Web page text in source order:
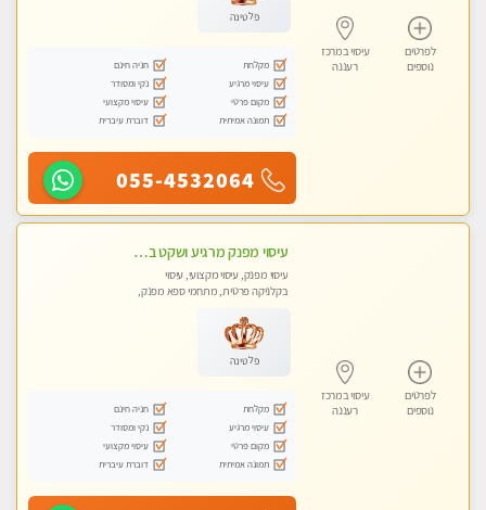
לפרטים
נוספים
עיסוי במרכז
רעננה
פלטינה
מקלחת
חניה חינם
עיסוי מרגיע
נקי ומסודר
מקום פרטי
עיסוי מקצועי
תמונה אמיתית
דוברת עיברית
055-4532064
לפרטים
נוספים
עיסוי במרכז
רעננה
עיסוי מפנק מרגיע ושקט במקום מדהים עיסוי מושקע מאוד
עיסוי מפנק, עיסוי מקצועי, עיסוי
בקלניקה פרטית, מתחמי ספא מפנק,
פלטינה
מקלחת
חניה חינם
עיסוי מרגיע
נקי ומסודר
מקום פרטי
עיסוי מקצועי
תמונה אמיתית
דוברת עיברית